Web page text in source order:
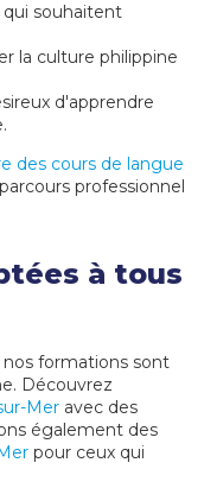
souhaitent
la culture philippine
d'apprendre
des cours de langue
professionnel
à tous
formations sont
Découvrez
Mer avec des
également des
pour ceux qui